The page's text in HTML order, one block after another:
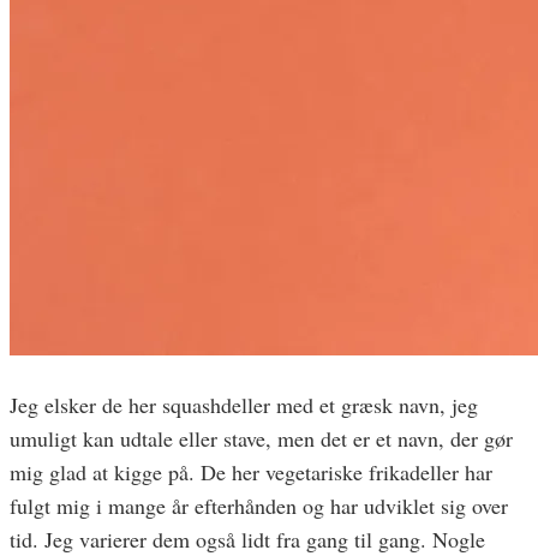
Jeg elsker de her squashdeller med et græsk navn, jeg
umuligt kan udtale eller stave, men det er et navn, der gør
mig glad at kigge på. De her vegetariske frikadeller har
fulgt mig i mange år efterhånden og har udviklet sig over
tid. Jeg varierer dem også lidt fra gang til gang. Nogle